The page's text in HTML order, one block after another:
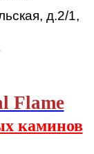
д.2/1,
Flame
каминов